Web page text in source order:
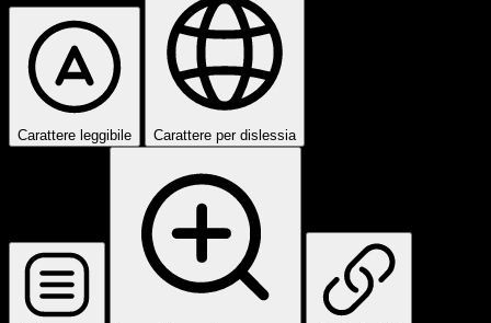
Carattere leggibile Carattere per dislessia